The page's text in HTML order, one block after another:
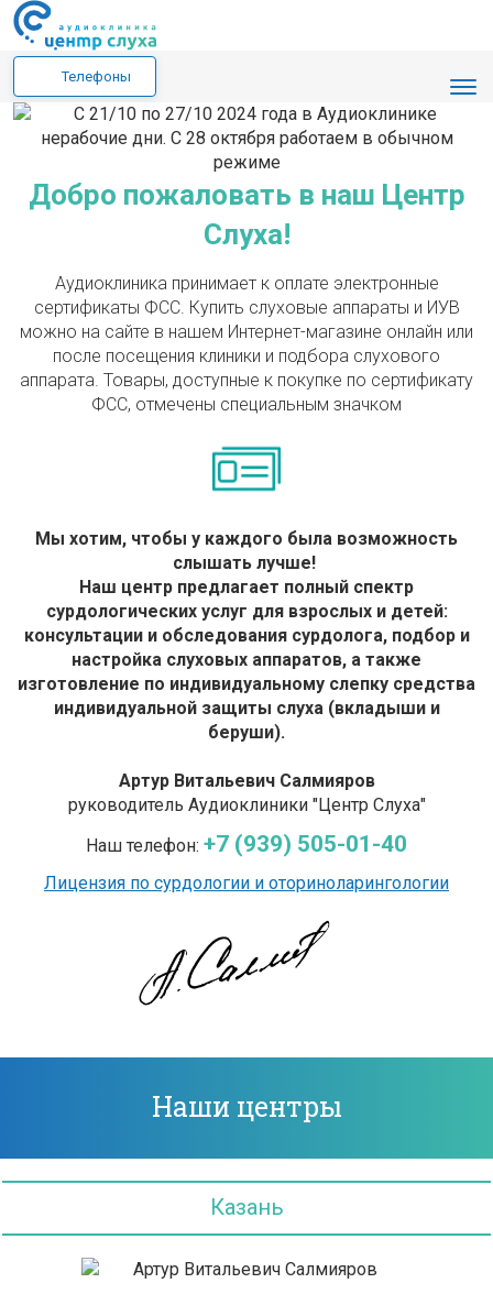
Телефоны
Добро пожаловать в наш Центр
Слуха!
Аудиоклиника принимает к оплате электронные
сертификаты ФСС. Купить слуховые аппараты и ИУВ
можно на сайте в нашем Интернет-магазине онлайн или
после посещения клиники и подбора слухового
аппарата. Товары, доступные к покупке по сертификату
ФСС, отмечены специальным значком
Мы хотим, чтобы у каждого была возможность
слышать лучше!
Наш центр предлагает полный спектр
сурдологических услуг для взрослых и детей:
консультации и обследования сурдолога, подбор и
настройка слуховых аппаратов, а также
изготовление по индивидуальному слепку средства
индивидуальной защиты слуха (вкладыши и
беруши).
Артур Витальевич Салмияров
руководитель Аудиоклиники "Центр Слуха"
Наш телефон: +7 (939) 505-01-40
Лицензия по сурдологии и оториноларингологии
Наши центры
Казань